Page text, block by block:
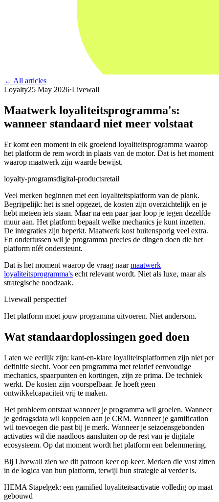
← All articles
Loyalty25 May 2026·Livewall
Maatwerk loyaliteitsprogramma's:
wanneer standaard niet meer volstaat
Er komt een moment in elk groeiend loyaliteitsprogramma waarop
het platform de rem wordt in plaats van de motor. Dat is het moment
waarop maatwerk zijn waarde bewijst.
loyalty-programsdigital-productsretail
Veel merken beginnen met een loyaliteitsplatform van de plank.
Begrijpelijk: het is snel opgezet, de kosten zijn overzichtelijk en je
hebt meteen iets staan. Maar na een paar jaar loop je tegen dezelfde
muur aan. Het platform bepaalt welke mechanics je kunt inzetten.
De integraties zijn beperkt. Maatwerk kost buitensporig veel extra.
En ondertussen wil je programma precies de dingen doen die het
platform níét ondersteunt.
Dat is het moment waarop de vraag naarmaatwerk
loyaliteitsprogramma's echt relevant wordt. Niet als luxe, maar als
strategische noodzaak.
Livewall perspectief
Het platform moet jouw programma uitvoeren. Niet andersom.
Wat standaardoplossingen goed doen
Laten we eerlijk zijn: kant-en-klare loyaliteitsplatformen zijn niet per
definitie slecht. Voor een programma met relatief eenvoudige
mechanics, spaarpunten en kortingen, zijn ze prima. De techniek
werkt. De kosten zijn voorspelbaar. Je hoeft geen
ontwikkelcapaciteit vrij te maken.
Het probleem ontstaat wanneer je programma wil groeien. Wanneer
je gedragsdata wil koppelen aan je CRM. Wanneer je gamification
wil toevoegen die past bij je merk. Wanneer je seizoensgebonden
activaties wil die naadloos aansluiten op de rest van je digitale
ecosysteem. Op dat moment wordt het platform een belemmering.
Bij Livewall zien we dit patroon keer op keer. Merken die vast zitten
in de logica van hun platform, terwijl hun strategie al verder is.
HEMA Stapelgek: een gamified loyaliteitsactivatie volledig op maat
gebouwd